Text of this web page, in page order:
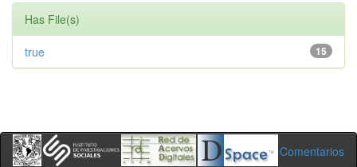
Has File(s)
15
true
Comentarios